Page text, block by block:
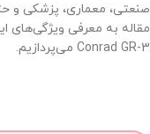
صنعتی، معماری، پزشکی
مقاله به معرفی ویژگی‌های
Conrad GR-3 می‌پردازیم.